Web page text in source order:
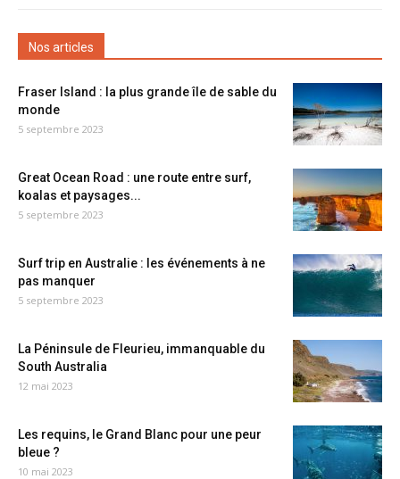
Nos articles
Fraser Island : la plus grande île de sable du
monde
5 septembre 2023
Great Ocean Road : une route entre surf,
koalas et paysages...
5 septembre 2023
Surf trip en Australie : les événements à ne
pas manquer
5 septembre 2023
La Péninsule de Fleurieu, immanquable du
South Australia
12 mai 2023
Les requins, le Grand Blanc pour une peur
bleue ?
10 mai 2023